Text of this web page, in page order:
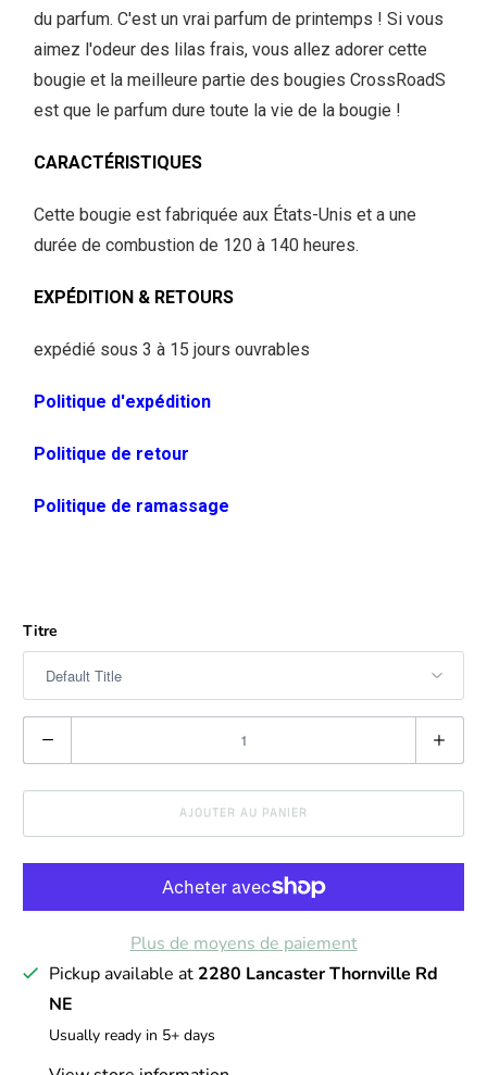
du parfum. C'est un vrai parfum de printemps ! Si vous
aimez l'odeur des lilas frais, vous allez adorer cette
bougie et la meilleure partie des bougies CrossRoadS
est que le parfum dure toute la vie de la bougie !
CARACTÉRISTIQUES
Cette bougie est fabriquée aux États-Unis et a une
durée de combustion de 120 à 140 heures.
EXPÉDITION & RETOURS
expédié sous 3 à 15 jours ouvrables
Politique d'expédition
Politique de retour
Politique de ramassage
Titre
u
a
t
AJOUTER AU PANIER
Plus de moyens de paiement
Pickup available at 2280 Lancaster Thornville Rd
NE
Usually ready in 5+ days